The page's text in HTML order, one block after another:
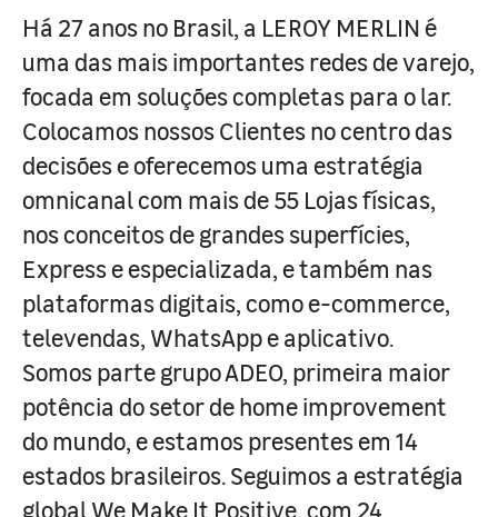
Há 27 anos no Brasil, a LEROY MERLIN é
uma das mais importantes redes de varejo,
focada em soluções completas para o lar.
Colocamos nossos Clientes no centro das
decisões e oferecemos uma estratégia
omnicanal com mais de 55 Lojas físicas,
nos conceitos de grandes superfícies,
Express e especializada, e também nas
plataformas digitais, como e-commerce,
televendas, WhatsApp e aplicativo.
Somos parte grupo ADEO, primeira maior
potência do setor de home improvement
do mundo, e estamos presentes em 14
estados brasileiros. Seguimos a estratégia
global We Make It Positive, com 24